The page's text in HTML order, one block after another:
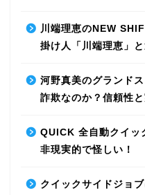
川端理恵のNEW
掛け人「川端理恵」
河野真美のグランド
詐欺なのか？信頼性
QUICK 全自動クイッ
非現実的で怪しい！
クイックサイドジョ